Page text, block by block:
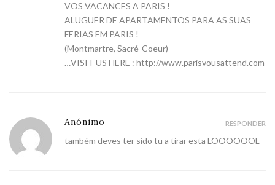
VOS VACANCES A PARIS !
ALUGUER DE APARTAMENTOS PARA AS SUAS
FERIAS EM PARIS !
(Montmartre, Sacré-Coeur)
…VISIT US HERE : http://www.parisvousattend.com
Anónimo
também deves ter sido tu a tirar esta LOOOOOOL
RESPONDER